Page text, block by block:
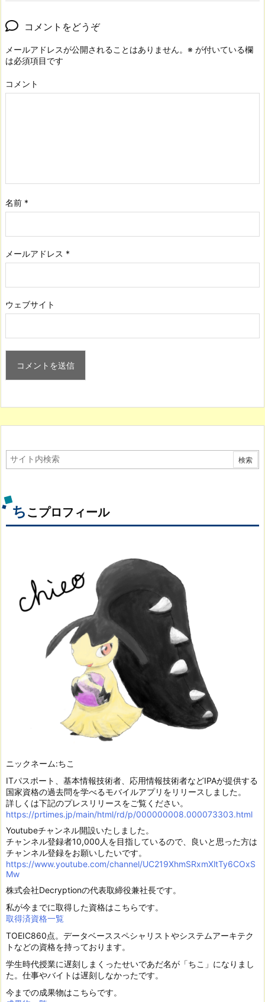
コメントをどうぞ
メールアドレスが公開されることはありません。 ※ が付いている欄
は必須項目です
コメント
名前 *
メールアドレス *
ウェブサイト
ち こプロフィール
ニックネーム:ちこ
ITパスポート、基本情報技術者、応用情報技術者などIPAが提供する
国家資格の過去問を学べるモバイルアプリをリリースしました。
詳しくは下記のプレスリリースをご覧ください。
https://prtimes.jp/main/html/rd/p/000000008.000073303.html
Youtubeチャンネル開設いたしました。
チャンネル登録者10,000人を目指しているので、良いと思った方は
チャンネル登録をお願いしたいです。
https://www.youtube.com/channel/UC219XhmSRxmXltTy6COxS
Mw
株式会社Decryptionの代表取締役兼社長です。
私が今までに取得した資格はこちらです。
取得済資格一覧
TOEIC860点。データベーススペシャリストやシステムアーキテク
トなどの資格を持っております。
学生時代授業に遅刻しまくったせいであだ名が「ちこ」になりまし
た。仕事やバイトは遅刻しなかったです。
今までの成果物はこちらです。